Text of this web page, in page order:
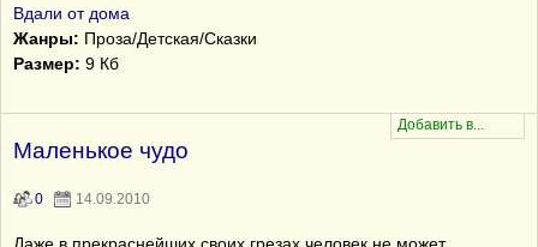
Вдали от дома
Жанры: Проза/Детская/Сказки
Размер: 9 Кб
Маленькое чудо
0 14.09.2010